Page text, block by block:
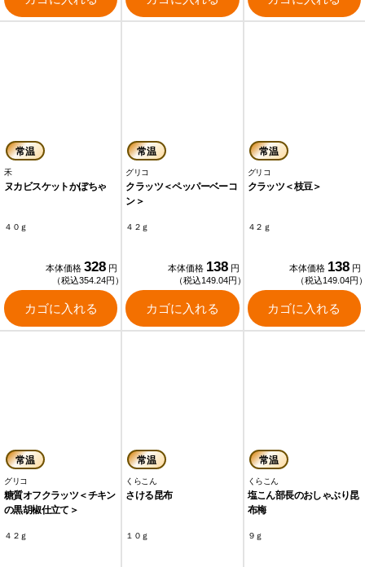
常温
禾
ヌカビスケットかぼちゃ
４０ｇ
本体価格 328 円
（税込354.24円）
カゴに入れる
常温
グリコ
クラッツ＜ペッパーベーコ
ン＞
４２ｇ
本体価格 138 円
（税込149.04円）
カゴに入れる
常温
グリコ
クラッツ＜枝豆＞
４２ｇ
本体価格 138 円
（税込149.04円
カゴに入れる
常温
グリコ
糖質オフクラッツ＜チキン
の黒胡椒仕立て＞
４２ｇ
常温
くらこん
さける昆布
１０ｇ
常温
くらこん
塩こん部長のおしゃぶり昆
布梅
９ｇ